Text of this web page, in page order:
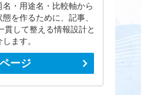
・用途名・比較軸から
を作るために、記事、
貫して整える情報設計と
ます。
ージ